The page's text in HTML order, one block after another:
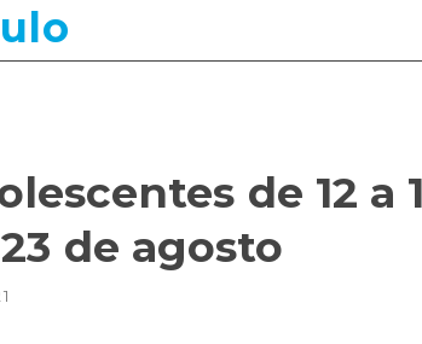
de 12 a
de agosto